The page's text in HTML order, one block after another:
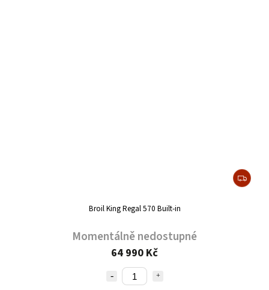
Broil King Regal 570 Built-in
Momentálně nedostupné
64 990 Kč